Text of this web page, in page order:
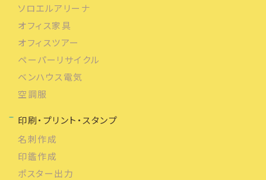
ソロエルアリーナ
オフィス家具
オフィスツアー
ペーパーリサイクル
ベンハウス電気
空調服
印刷・プリント・スタンプ
名刺作成
印鑑作成
ポスター出力